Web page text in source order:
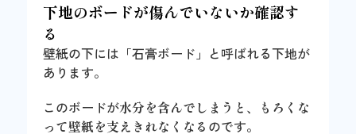
下地のボードが傷んでいないか確認す
る
壁紙の下には「石膏ボード」と呼ばれる下地が
あります。
このボードが水分を含んでしまうと、もろくな
って壁紙を支えきれなくなる のです。